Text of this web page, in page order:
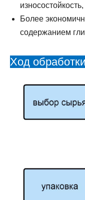
Более
содержанием
Ход